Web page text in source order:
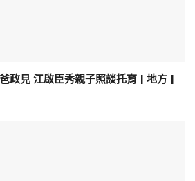
政見 江啟臣秀親子照談托育 | 地方 |